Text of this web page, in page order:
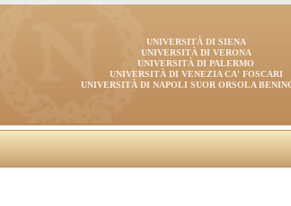
UNIVERSITÀ DI SIENA
UNIVERSITÀ DI VERONA
UNIVERSITÀ DI PALERMO
UNIVERSITÀ DI VENEZIA CA' FOSCARI
UNIVERSITÀ DI NAPOLI SUOR ORSOLA